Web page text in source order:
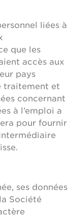
liées à
que les
accès aux
pays
traitement et
concernant
à l’emploi a
pour fournir
ses données
Société